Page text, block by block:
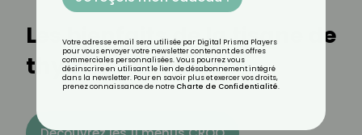
Les bienfaits de la tisane de
thym
Votre adresse email sera utilisée par Digital Prisma Players
pour vous envoyer votre newsletter contenant des offres
commerciales personnalisées. Vous pourrez vous
désinscrire en utilisant le lien de désabonnement intégré
dans la newsletter. Pour en savoir plus et exercer vos droits,
prenez connaissance de notre Charte de Confidentialité.